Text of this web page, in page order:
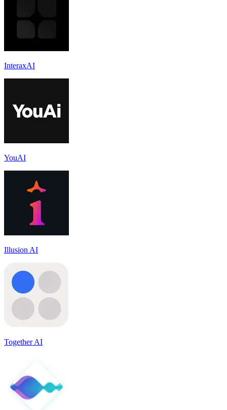
InteraxAI
YouAI
Illusion AI
Together AI